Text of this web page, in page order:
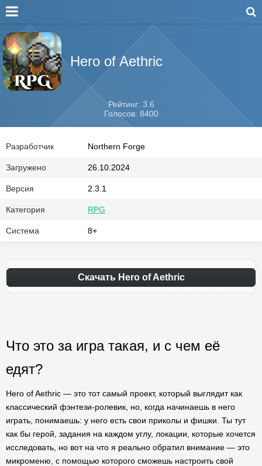
Hero of Aethric
Рейтинг: 3.6
Голосов: 8400
Разработчик Northern Forge
Загружено 26.10.2024
Версия 2.3.1
Категория RPG
Система 8+
Скачать Hero of Aethric
Что это за игра такая, и с чем её
едят?
Hero of Aethric — это тот самый проект, который выглядит как
классический фэнтези-ролевик, но, когда начинаешь в него
играть, понимаешь: у него есть свои приколы и фишки. Ты тут
как бы герой, задания на каждом углу, локации, которые хочется
исследовать, но вот на что я реально обратил внимание — это
микроменю, с помощью которого сможешь настроить свой